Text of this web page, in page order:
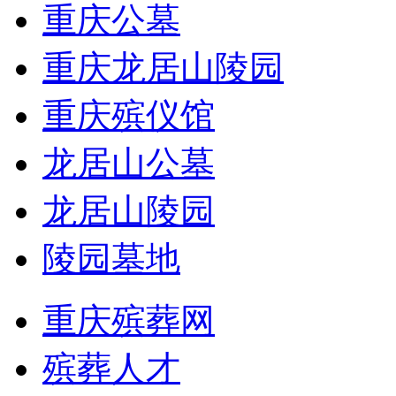
重庆公墓
重庆龙居山陵园
重庆殡仪馆
龙居山公墓
龙居山陵园
陵园墓地
重庆殡葬网
殡葬人才